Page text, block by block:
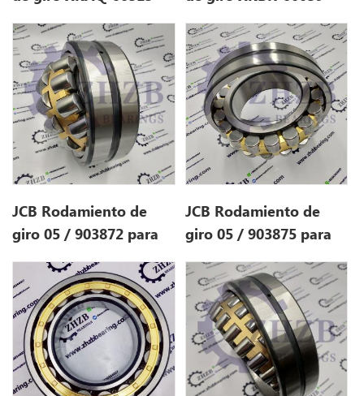
R140LC9
JCB Rodamiento de
giro 05 / 903872 para
JCB Rodamiento de
giro 05 / 903875 para